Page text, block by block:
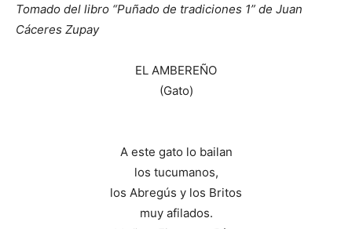
Tomado del libro “Puñado de tradiciones 1” de Juan
Cáceres Zupay
EL AMBEREÑO
(Gato)
A este gato lo bailan
los tucumanos,
los Abregús y los Britos
muy afilados.